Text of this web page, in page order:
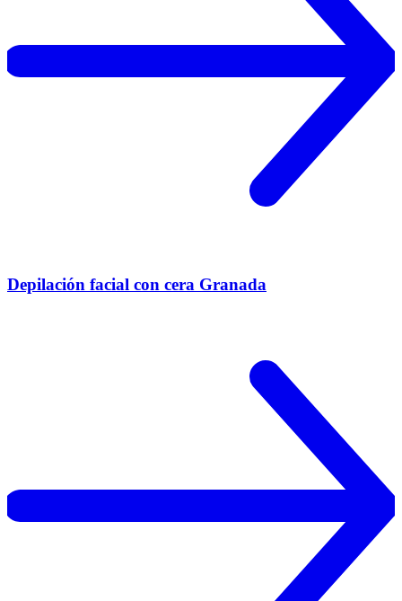
Depilación facial con cera Granada